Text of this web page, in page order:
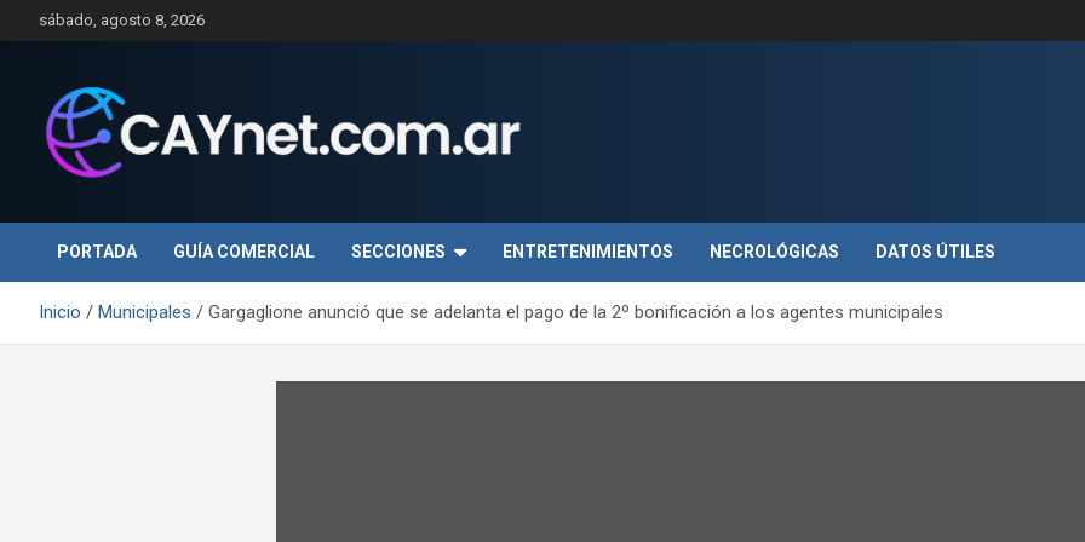
al
sábado, agosto 8, 2026
PORTADA GUÍA COMERCIAL SECCIONES ENTRETENIMIENTOS NECROLÓGICAS DATOS ÚTILES
Inicio Municipales Gargaglione anunció que se adelanta el pago de la 2º bonificación a los agentes municipales